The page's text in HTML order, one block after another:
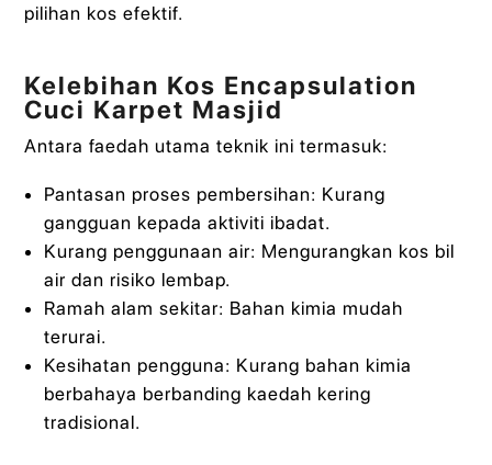
pilihan kos efektif.
Kelebihan Kos Encapsulation
Cuci Karpet Masjid
Antara faedah utama teknik ini termasuk:
Pantasan proses pembersihan: Kurang
gangguan kepada aktiviti ibadat.
Kurang penggunaan air: Mengurangkan kos bil
air dan risiko lembap.
Ramah alam sekitar: Bahan kimia mudah
terurai.
Kesihatan pengguna: Kurang bahan kimia
berbahaya berbanding kaedah kering
tradisional.